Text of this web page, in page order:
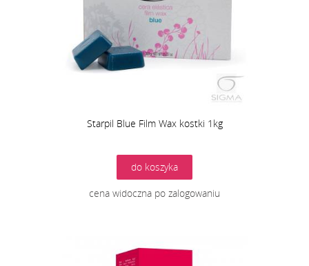
Starpil Blue Film Wax kostki 1kg
do koszyka
cena widoczna po zalogowaniu